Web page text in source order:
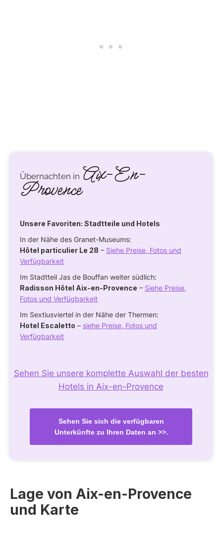
Übernachten in Aix-En-
Provence
Unsere Favoriten: Stadtteile und Hotels
In der Nähe des Granet-Museums:
Hôtel particulier Le 28 – Siehe Preise, Fotos und
Verfügbarkeit
Im Stadtteil Jas de Bouffan weiter südlich:
Radisson Hôtel Aix-en-Provence – Siehe Preise,
Fotos und Verfügbarkeit
Im Sextiusviertel in der Nähe der Thermen:
Hotel Escaletto – siehe Preise, Fotos und
Verfügbarkeit
Sehen Sie unsere komplette Auswahl der besten
Hotels in Aix-en-Provence
Sehen Sie sich die verfügbaren
Unterkünfte zu Ihren Daten an >>.
Lage von Aix-en-Provence
und Karte